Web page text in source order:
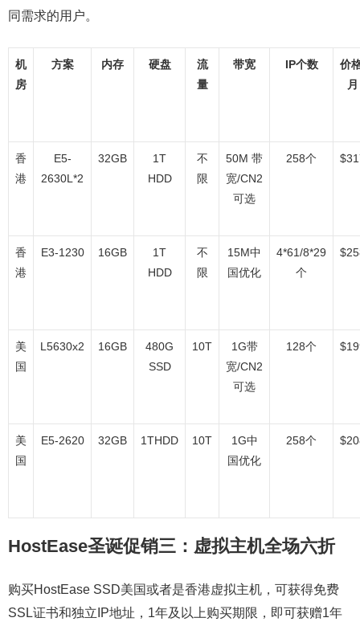
同需求的用户。
机
房
方案 内存 硬盘
流
量
带宽 IP个数
价
月
香
港
E5-
2630L*2
32GB
1T
HDD
不
限
50M 带
宽/CN2
可选
258个
香
港
E3-1230 16GB
1T
HDD
不
限
15M中
国优化
4*61/8*29
个
美
国
L5630x2 16GB
480G
SSD
10T
1G带
宽/CN2
可选
128个
美
国
E5-2620 32GB 1THDD 10T
1G中
国优化
258个
HostEase圣诞促销三：虚拟主机全场六折
购买HostEase SSD美国或者是香港虚拟主机，可获得免费
SSL证书和独立IP地址，1年及以上购买期限，即可获赠1年